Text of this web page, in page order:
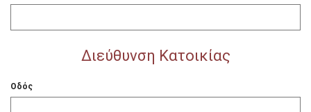
Διεύθυνση Κατοικίας
Οδός